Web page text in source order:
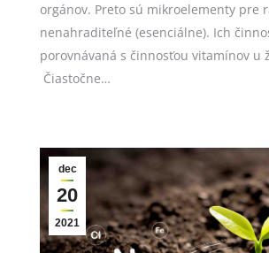
orgánov. Preto sú mikroelementy pre
nenahraditeľné (esenciálne). Ich
porovnávaná s činnosťou vitamínov u
Čiastočne…
dec
20
2021